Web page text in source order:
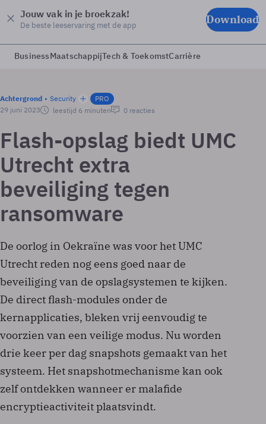
Jouw vak in je broekzak!
De beste leeservaring met de app Download
BusinessMaatschappijTech & ToekomstCarrière
Achtergrond Security
PRO
29 juni 2023
leestijd 6 minuten 0 reacties
Flash-opslag biedt UMC
Utrecht extra
beveiliging tegen
ransomware
De oorlog in Oekraïne was voor het UMC
Utrecht reden nog eens goed naar de
beveiliging van de opslagsystemen te kijken.
De direct flash-modules onder de
kernapplicaties, bleken vrij eenvoudig te
voorzien van een veilige modus. Nu worden
drie keer per dag snapshots gemaakt van het
systeem. Het snapshotmechanisme kan ook
zelf ontdekken wanneer er malafide
encryptieactiviteit plaatsvindt.